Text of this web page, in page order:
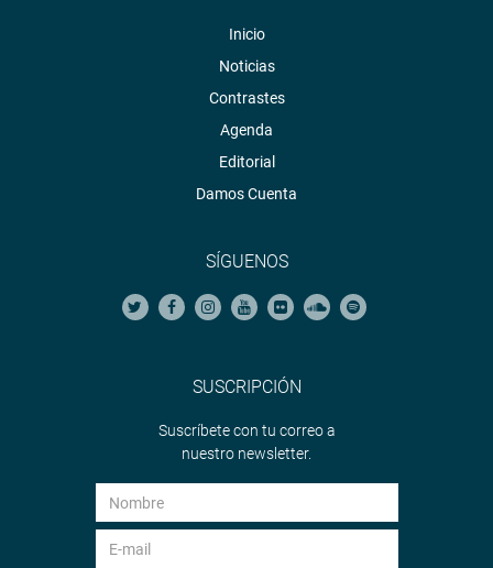
Inicio
Noticias
Contrastes
Agenda
Editorial
Damos Cuenta
SÍGUENOS
SUSCRIPCIÓN
Suscríbete con tu correo a
nuestro newsletter.